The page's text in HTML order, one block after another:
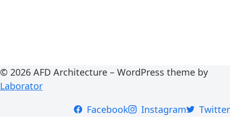
© 2026 AFD Architecture – WordPress theme by
Laborator
Facebook
Instagram Twitter